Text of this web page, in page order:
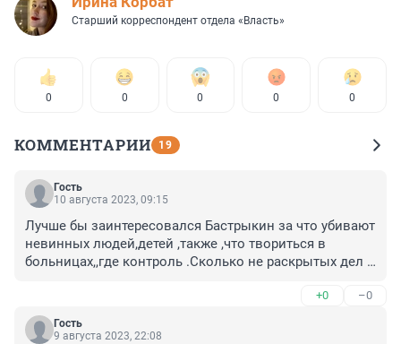
Старший корреспондент отдела «Власть»
0 0 0 0 0
КОММЕНТАРИИ 19
Гость
10 августа 2023, 09:15
Лучше бы заинтересовался Бастрыкин за что убивают
невинных людей,детей ,также ,что твориться в
больницах,,где контроль .Сколько не раскрытых дел
+0 –0
Гость
9 августа 2023, 22:08